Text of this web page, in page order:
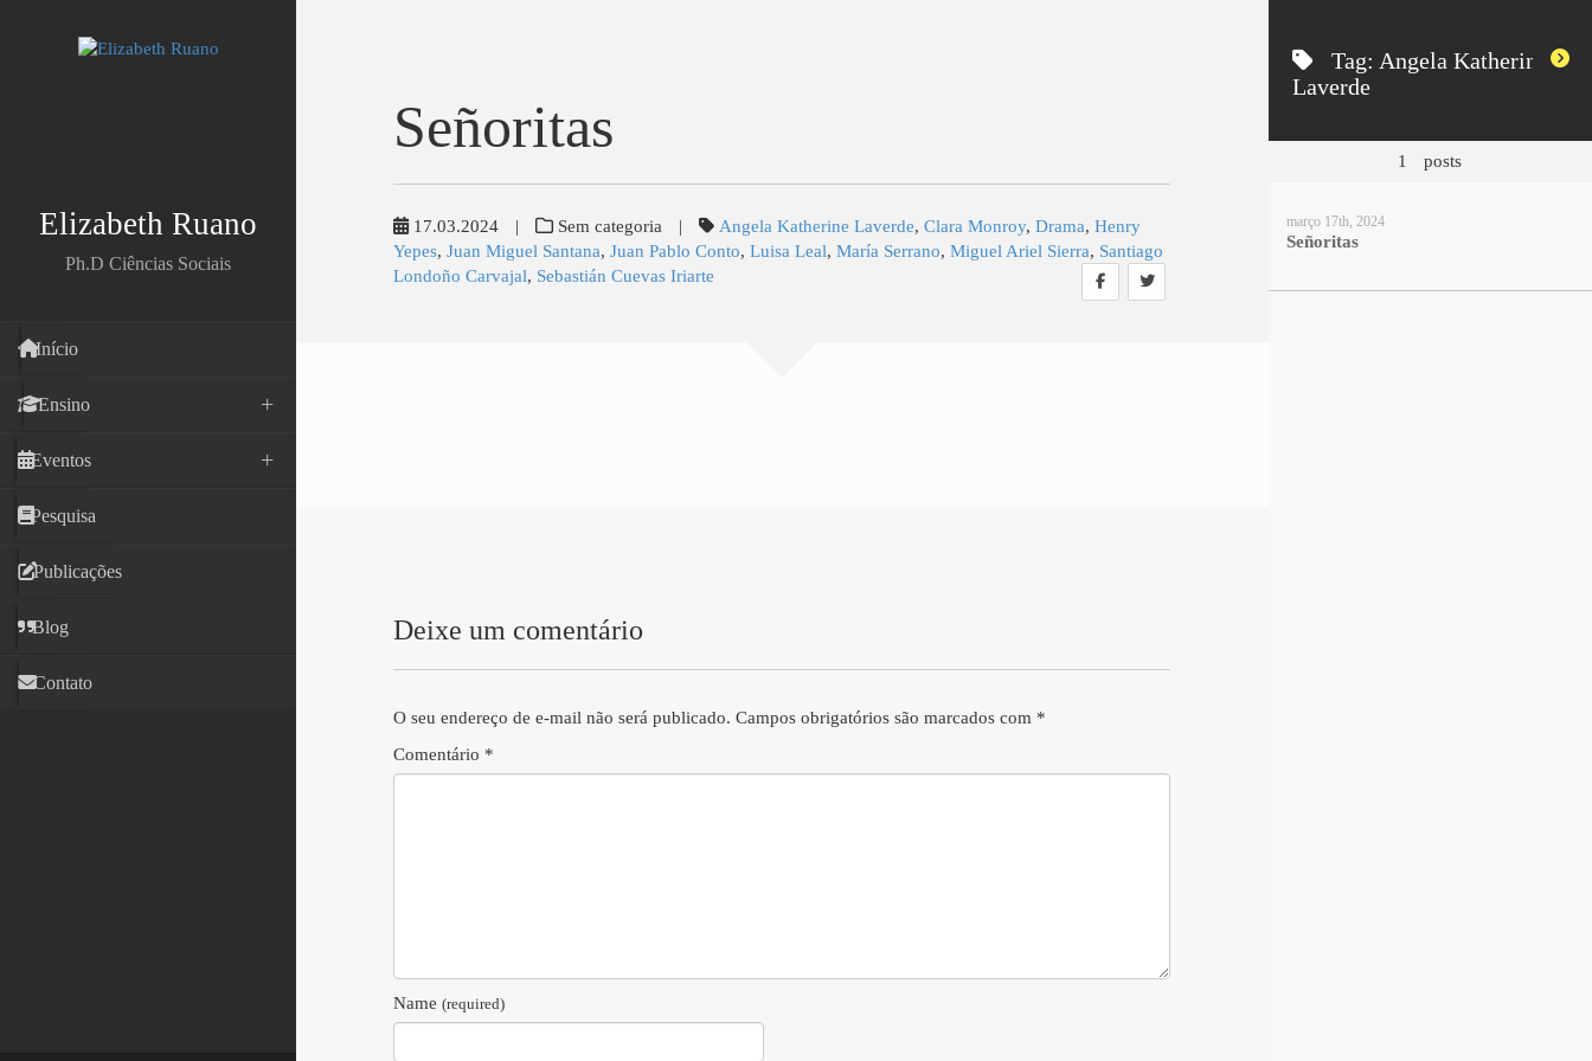
Elizabeth Ruano
Ph.D Ciências Sociais
Início
Ensino
Eventos
Pesquisa
Publicações
Blog
Contato
Señoritas
17.03.2024 | Sem categoria | Angela Katherine Laverde,Clara Monroy,Drama,Henry
Yepes,Juan Miguel Santana,Juan Pablo Conto,Luisa Leal,María Serrano,Miguel Ariel Sierra, Santiago
Londoño Carvajal, Sebastián Cuevas Iriarte
Deixe um comentário
O seu endereço de e-mail não será publicado. Campos obrigatórios são marcados com *
Comentário *
Name(required)
Tag: Angela Katherine
Laverde
1 posts
março 17th, 2024
Señoritas